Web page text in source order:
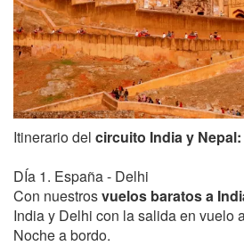
Itinerario del circuito India y Nepal:
DÍa 1. España - Delhi
Con nuestrosvuelos baratos a
India y Delhi con la salida en vuelo
Noche a bordo.